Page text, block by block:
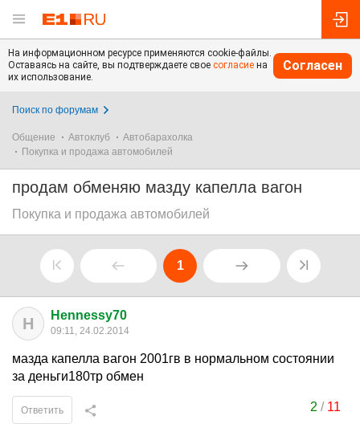
На информационном ресурсе применяются cookie-файлы.
Оставаясь на сайте, вы подтверждаете свое согласие на
их использование.
Согласен
Поиск по форумам
Общение Автоклуб
Автобарахолка
Покупка и продажа автомобилей
продам обменяю мазду капелла вагон
Покупка и продажа автомобилей
1
H Hennessy70
09:11, 24.02.2014
мазда капелла вагон 2001гв в нормальном состоянии
за деньги180тр обмен
2 / 11
Ответить